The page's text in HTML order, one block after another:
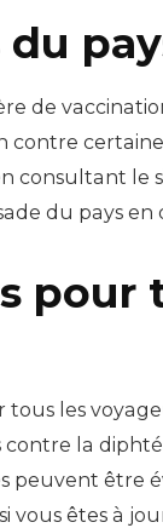
du
de
contre
consultant le
du pays en
pour
tous les
la
peuvent être
vous êtes à